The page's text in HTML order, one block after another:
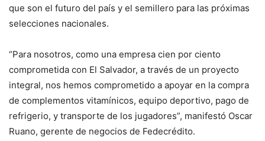
que son el futuro del país y el semillero para las próximas
selecciones nacionales.
“Para nosotros, como una empresa cien por ciento
comprometida con El Salvador, a través de un proyecto
integral, nos hemos comprometido a apoyar en la compra
de complementos vitamínicos, equipo deportivo, pago de
refrigerio, y transporte de los jugadores”, manifestó Oscar
Ruano, gerente de negocios de Fedecrédito.